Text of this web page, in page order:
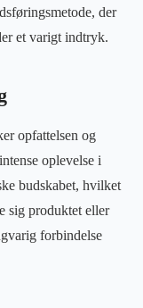
der
et varigt indtryk.
opfattelsen og
oplevelse i
budskabet, hvilket
sig produktet eller
forbindelse